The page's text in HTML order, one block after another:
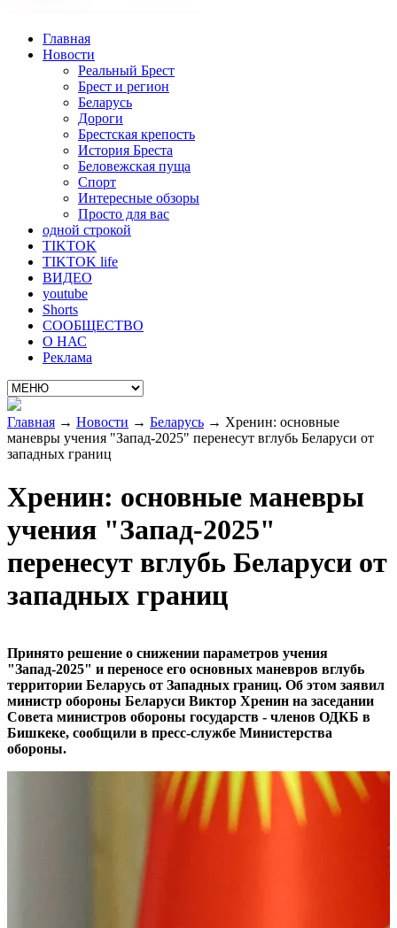
Главная
Новости
Реальный Брест
Брест и регион
Беларусь
Дороги
Брестская крепость
История Бреста
Беловежская пуща
Спорт
Интересные обзоры
Просто для вас
одной строкой
TIKTOK
TIKTOK life
ВИДЕО
youtube
Shorts
СООБЩЕСТВО
О НАС
Реклама
Главная → Новости → Беларусь → Хренин: основные
маневры учения "Запад-2025" перенесут вглубь Беларуси от
западных границ
Хренин: основные маневры
учения "Запад-2025"
перенесут вглубь Беларуси от
западных границ
Принято решение о снижении параметров учения
"Запад-2025" и переносе его основных маневров вглубь
территории Беларусь от Западных границ. Об этом заявил
министр обороны Беларуси Виктор Хренин на заседании
Совета министров обороны государств - членов ОДКБ в
Бишкеке, сообщили в пресс-службе Министерства
обороны.